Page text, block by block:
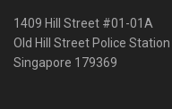
1409 Hill Street #01-01A
Old Hill Street Police Station
Singapore 179369